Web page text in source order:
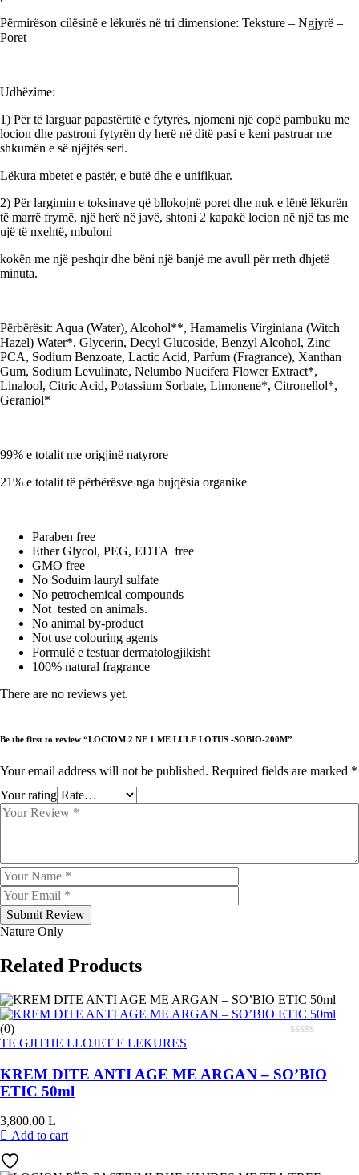
Përmirëson cilësinë e lëkurës në tri dimensione: Teksture – Ngjyrë –
Poret
Udhëzime:
1) Për të larguar papastërtitë e fytyrës, njomeni një copë pambuku me
locion dhe pastroni fytyrën dy herë në ditë pasi e keni pastruar me
shkumën e së njëjtës seri.
Lëkura mbetet e pastër, e butë dhe e unifikuar.
2) Për largimin e toksinave që bllokojnë poret dhe nuk e lënë lëkurën
të marrë frymë, një herë në javë, shtoni 2 kapakë locion në një tas me
ujë të nxehtë, mbuloni
kokën me një peshqir dhe bëni një banjë me avull për rreth dhjetë
minuta.
Përbërësit: Aqua (Water), Alcohol**, Hamamelis Virginiana (Witch
Hazel) Water*, Glycerin, Decyl Glucoside, Benzyl Alcohol, Zinc
PCA, Sodium Benzoate, Lactic Acid, Parfum (Fragrance), Xanthan
Gum, Sodium Levulinate, Nelumbo Nucifera Flower Extract*,
Linalool, Citric Acid, Potassium Sorbate, Limonene*, Citronellol*,
Geraniol*
99% e totalit me origjinë natyrore
21% e totalit të përbërësve nga bujqësia organike
Paraben free
Ether Glycol, PEG, EDTA free
GMO free
No Soduim lauryl sulfate
No petrochemical compounds
Not tested on animals.
No animal by-product
Not use colouring agents
Formulë e testuar dermatologjikisht
100% natural fragrance
There are no reviews yet.
Be the first to review “LOCIOM 2 NE 1 ME LULE LOTUS -SOBIO-200M”
Your email address will not be published. Required fields are marked *
Your rating
Submit Review
Nature Only
Related Products
(0)
TE GJITHE LLOJET E LEKURES
KREM DITE ANTI AGE ME ARGAN – SO’BIO
ETIC 50ml
3,800.00 L
Add to cart